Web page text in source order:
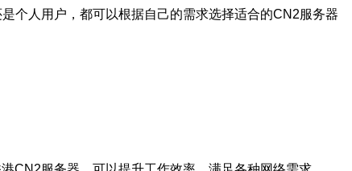
个人用户，都可以根据自己的需求选择适合的CN2服务器